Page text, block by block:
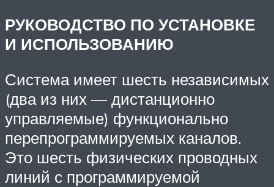
РУКОВОДСТВО ПО УСТАНОВКЕ
И ИСПОЛЬЗОВАНИЮ
Система имеет шесть независимых
(два из них — дистанционно
управляемые) функционально
перепрограммируемых каналов.
Это шесть физических проводных
линий с программируемой